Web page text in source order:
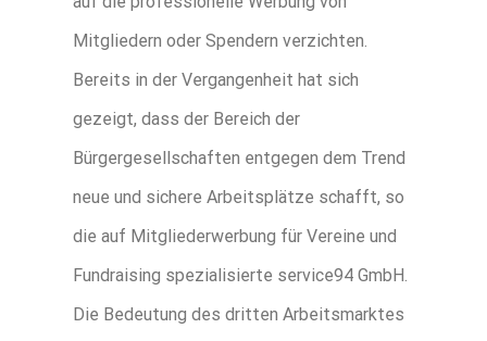
Mitgliedern oder Spendern verzichten.
Bereits in der Vergangenheit hat sich
gezeigt, dass der Bereich der
Bürgergesellschaften entgegen dem Trend
neue und sichere Arbeitsplätze schafft, so
die auf Mitgliederwerbung für Vereine und
Fundraising spezialisierte service94 GmbH.
Die Bedeutung des dritten Arbeitsmarktes